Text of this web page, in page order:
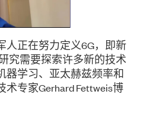
人正在努力定义6G，即新
究需要探索许多新的技术
器学习、亚太赫兹频率和
专家Gerhard Fettweis博